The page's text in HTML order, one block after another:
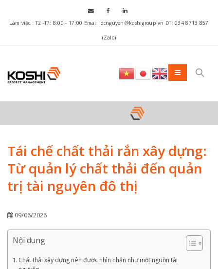
Làm việc : T2 -T7: 8:00 - 17:00 Emai: locnguyen@koshigroup.vn ĐT: 034 8713 857
(Zalo)
Tái chế chất thải rắn xây dựng:
Từ quản lý chất thải đến quản
trị tài nguyên đô thị
09/06/2026
Nội dung
Chất thải xây dựng nên được nhìn nhận như một nguồn tài